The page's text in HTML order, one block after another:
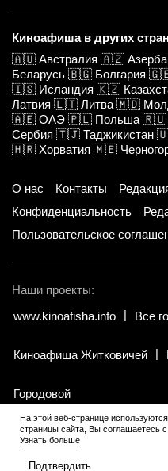
Киноафиша в других
🇦🇺 Австралия 🇦🇿
Беларусь 🇧🇬 Болгария
🇮🇸 Исландия 🇰🇿
Латвия 🇱🇹 Литва 🇲🇩
🇦🇪 ОАЭ 🇵🇱 Польша 🇷🇺
Сербия 🇹🇯 Таджикистан
🇭🇷 Хорватия 🇲🇪
О нас Контакты
Конфиденциальность
Пользовательское
Наши проекты:
www.kinoafisha.info
Все
Киноафиша Житковичей
Городовой
© 2002-2026 Все права и
Копирование информации
На этой веб-странице
страницы сайта, Вы соглашаетесь
Узнать больше
Подтвердить